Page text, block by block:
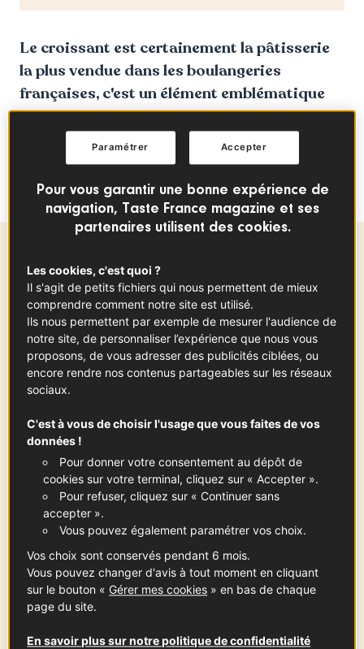
Le croissant est certainement la pâtisserie
la plus vendue dans les boulangeries
françaises, c'est un élément emblématique
de la cuisine française et fait partie
intégrante du patrimoine français :
découvrons la recette ultime du croissant
français !
Levure Fraîche
20 g
Lait entier froid
100ml
Farine T45
500 g
Sugcre
60 g
Pour vous garantir une bonne expérience de
navigation, Taste France magazine et ses
partenaires utilisent des cookies.
Les cookies, c'est quoi ?
Il s'agit de petits fichiers qui nous permettent de mieux
comprendre comment notre site est utilisé.
Ils nous permettent par exemple de mesurer l'audience de
notre site, de personnaliser l’expérience que nous vous
proposons, de vous adresser des publicités ciblées, ou
encore rendre nos contenus partageables sur les réseaux
sociaux.
C'est à vous de choisir l'usage que vous faites de vos
données !
Pour donner votre consentement au dépôt de
cookies sur votre terminal, cliquez sur « Accepter ».
Pour refuser, cliquez sur « Continuer sans
accepter ».
Vous pouvez également paramétrer vos choix.
Vos choix sont conservés pendant 6 mois.
Vous pouvez changer d'avis à tout moment en cliquant
sur le bouton « Gérer mes cookies » en bas de chaque
page du site.
En savoir plus sur notre politique de confidentialité
Accepter
Paramétrer